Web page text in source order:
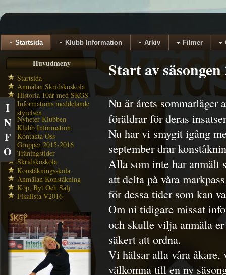
Startsida Klubb Information Arkiv Filmer
Huvudmeny
Startsida
Anmälan Skridskoskola
Historia 10år med SKGS
Informations meddelande
styrelsen
Nyheter Klubben
Klubb Information
Kontakta Oss
Grupper 2015-2016
Träningstider
Skridskoskola
Konståkningsskola
Anmälan Konståkning
Köp, Byt Och Sälj
Fikalista V2016
Start av
Nu är årets sommarläger
föräldrar för deras
Nu har vi smygit igång
september drar
Alla som inte har anmält
att delta på våra
för dessa tider som kan
Om ni tidigare missat
och skulle vilja anmäla
säkert att ordna.
Vi hälsar alla våra åkare,
välkomna till en ny
I
N
F
O